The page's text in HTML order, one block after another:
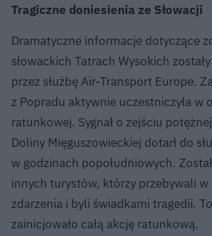
Tragiczne doniesienia ze Słowacji
Dramatyczne informacje dotyczące
słowackich Tatrach Wysokich
przez służbę Air-Transport Europe.
z Popradu aktywnie uczestniczyła w
ratunkowej. Sygnał o zejściu
Doliny Mięguszowieckiej dotarł do
w godzinach popołudniowych.
innych turystów, którzy przebywali
zdarzenia i byli świadkami tragedii.
zainicjowało całą akcję ratunkową.